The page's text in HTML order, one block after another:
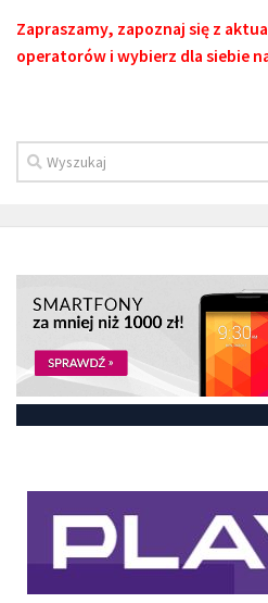
Zapraszamy, zapoznaj się z
operatorów i wybierz dla siebie